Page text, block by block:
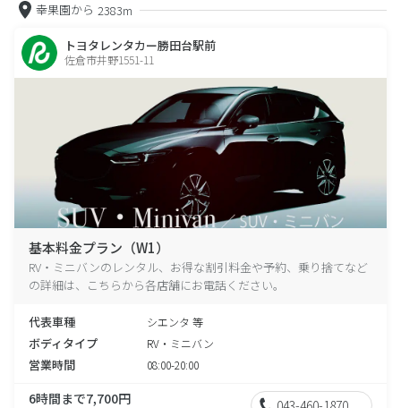
幸果園から 2383m
トヨタレンタカー勝田台駅前
佐倉市井野1551-11
基本料金プラン（W1）
RV・ミニバンのレンタル、お得な割引料金や予約、乗り捨てなど
の詳細は、こちらから各店舗にお電話ください。
代表車種 シエンタ 等
ボディタイプ RV・ミニバン
営業時間 08:00-20:00
6時間まで7,700円